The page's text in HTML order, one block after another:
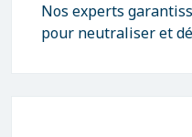
Nos experts
pour neutraliser et